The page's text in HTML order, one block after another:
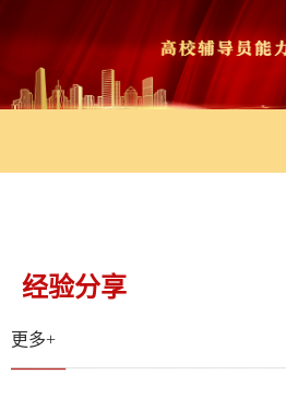
培训资讯
经验分享
更多+